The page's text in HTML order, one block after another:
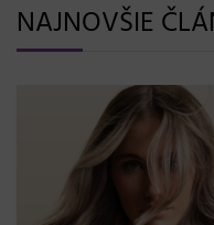
NAJNOVŠIE